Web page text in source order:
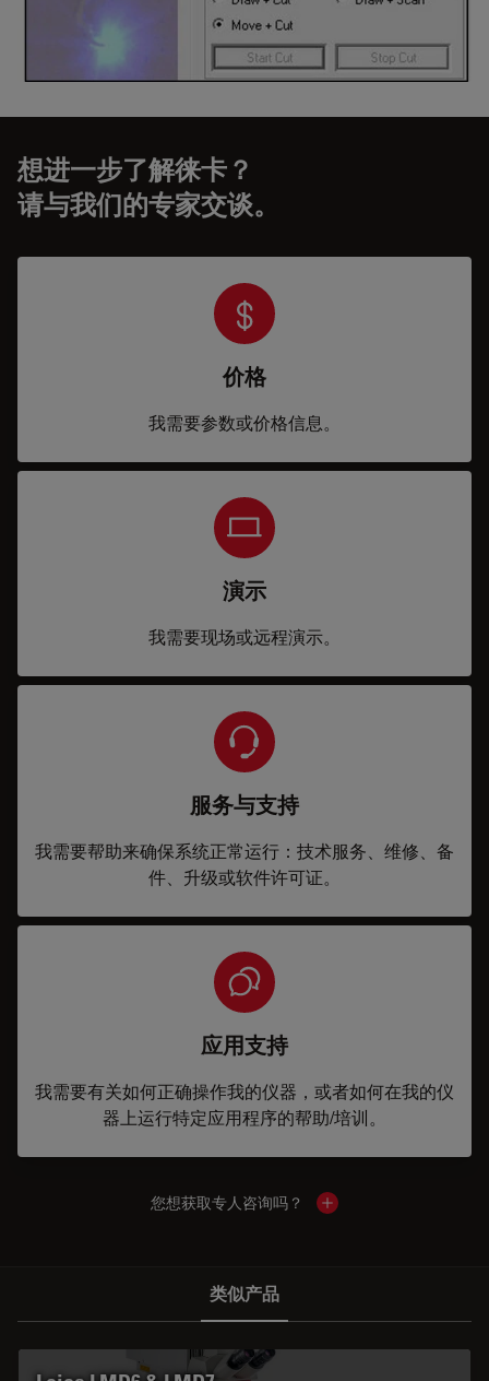
想进一步了解徕卡？
请与我们的专家交谈。
价格
我需要参数或价格信息。
演示
我需要现场或远程演示。
服务与支持
我需要帮助来确保系统正常运行：技术服务、维修、备
件、升级或软件许可证。
应用支持
我需要有关如何正确操作我的仪器，或者如何在我的仪
器上运行特定应用程序的帮助/培训。
您想获取专人咨询吗？ Show local contacts
类似产品